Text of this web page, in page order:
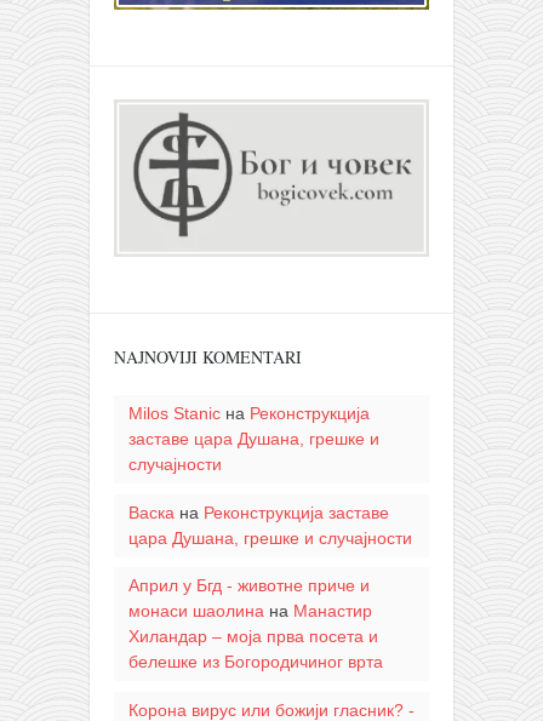
NAJNOVIJI KOMENTARI
Milos Stanicна Реконструкција
заставе цара Душана, грешке и
случајности
Васка на Реконструкција заставе
цара Душана, грешке и случајности
Април у Бгд - животне приче и
монаси шаолина на Манастир
Хиландар – моја прва посета и
белешке из Богородичиног врта
Корона вирус или божији гласник? -